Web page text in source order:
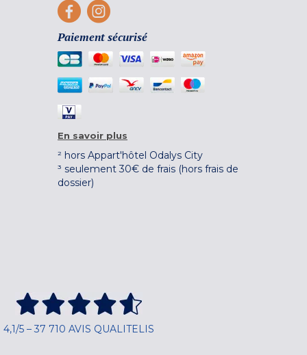
Paiement sécurisé
En savoir plus
² hors Appart'hôtel Odalys City
³ seulement 30€ de frais (hors frais de
dossier)
4,1/5 – 37 710 AVIS QUALITELIS